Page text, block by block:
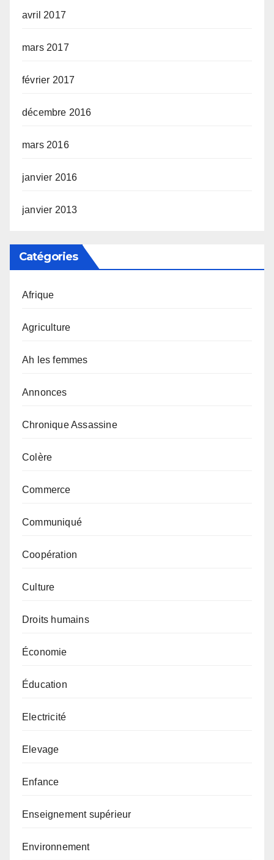
avril 2017
mars 2017
février 2017
décembre 2016
mars 2016
janvier 2016
janvier 2013
Catégories
Afrique
Agriculture
Ah les femmes
Annonces
Chronique Assassine
Colère
Commerce
Communiqué
Coopération
Culture
Droits humains
Économie
Éducation
Electricité
Elevage
Enfance
Enseignement supérieur
Environnement